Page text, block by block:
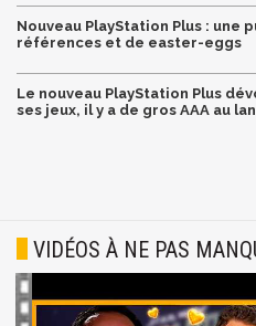
Nouveau PlayStation Plus : une
références et de easter-eggs
Le nouveau PlayStation Plus
ses jeux, il y a de gros AAA au
VIDÉOS À NE PAS